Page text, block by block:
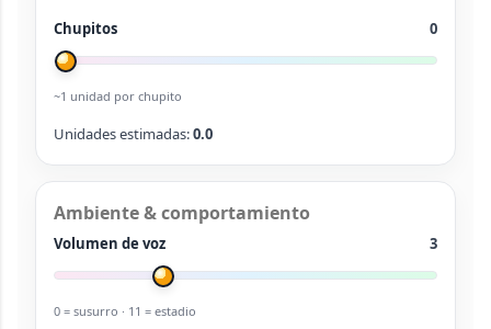
Chupitos 0
~1 unidad por chupito
Unidades estimadas:0.0
Ambiente & comportamiento
Volumen de voz 3
0 = susurro · 11 = estadio